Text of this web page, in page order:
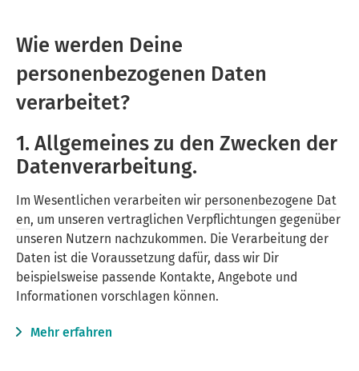
Wie werden Deine
personenbezogenen Daten
verarbeitet?
1. Allgemeines zu den Zwecken der
Datenverarbeitung.
Im Wesentlichen verarbeiten wir personenbezogene Dat
en, um unseren vertraglichen Verpflichtungen gegenüber
unseren Nutzern nachzukommen. Die Verarbeitung der
Daten ist die Voraussetzung dafür, dass wir Dir
beispielsweise passende Kontakte, Angebote und
Informationen vorschlagen können.
Mehr erfahren